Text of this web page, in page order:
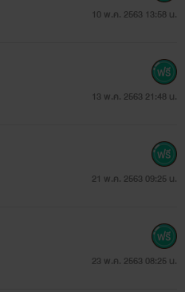
10 พ.ค. 2563 13:58 น.
13 พ.ค. 2563 21:48 น.
21 พ.ค. 2563 09:25 น.
23 พ.ค. 2563 08:25 น.